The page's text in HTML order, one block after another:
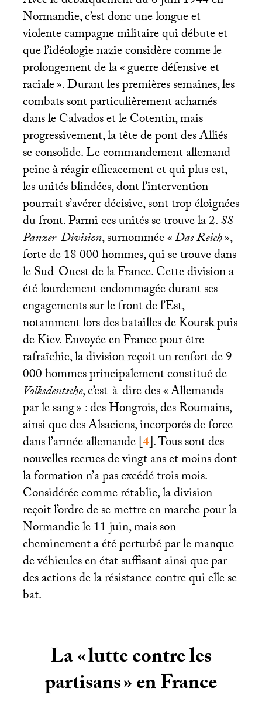
Normandie, c’est donc une longue et
violente campagne militaire qui débute et
que l’idéologie nazie considère comme le
prolongement de la «guerre défensive et
raciale». Durant les premières semaines, les
combats sont particulièrement acharnés
dans le Calvados et le Cotentin, mais
progressivement, la tête de pont des Alliés
se consolide. Le commandement allemand
peine à réagir efficacement et qui plus est,
les unités blindées, dont l’intervention
pourrait s’avérer décisive, sont trop éloignées
du front. Parmi ces unités se trouve la 2.SS-
Panzer-Division, surnommée «Das Reich»,
forte de 18 000 hommes, qui se trouve dans
le Sud-Ouest de la France. Cette division a
été lourdement endommagée durant ses
engagements sur le front de l’Est,
notamment lors des batailles de Koursk puis
de Kiev. Envoyée en France pour être
rafraîchie, la division reçoit un renfort de 9
000 hommes principalement constitué de
Volksdeutsche, c’est-à-dire des «Allemands
par le sang» : des Hongrois, des Roumains,
ainsi que des Alsaciens, incorporés de force
dans l’armée allemande[4]. Tous sont des
nouvelles recrues de vingt ans et moins dont
la formation n’a pas excédé trois mois.
Considérée comme rétablie, la division
reçoit l’ordre de se mettre en marche pour la
Normandie le 11 juin, mais son
cheminement a été perturbé par le manque
de véhicules en état suffisant ainsi que par
des actions de la résistance contre qui elle se
bat.
La «lutte contre les
partisans» en France